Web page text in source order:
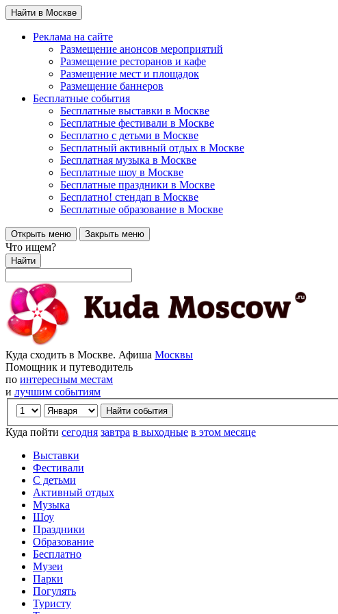
Найти в Москве
Реклама на сайте
Размещение анонсов мероприятий
Размещение ресторанов и кафе
Размещение мест и площадок
Размещение баннеров
Бесплатные события
Бесплатные выставки в Москве
Бесплатные фестивали в Москве
Бесплатно с детьми в Москве
Бесплатный активный отдых в Москве
Бесплатная музыка в Москве
Бесплатные шоу в Москве
Бесплатные праздники в Москве
Бесплатно! стендап в Москве
Бесплатные образование в Москве
Открыть меню Закрыть меню
Что ищем?
Найти
Куда сходить в Москве. Афиша Москвы
Помощник и путеводитель
по интересным местам
и лучшим событиям
Куда пойти сегодня завтра в выходные в этом месяце
Выставки
Фестивали
С детьми
Активный отдых
Музыка
Шоу
Праздники
Образование
Бесплатно
Музеи
Парки
Погулять
Туристу